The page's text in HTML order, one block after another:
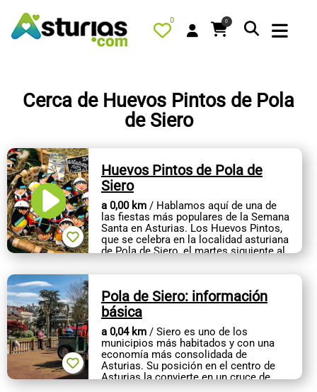
0 0
QUÉ HACER
ALOJAMIENTOS
RESTAURANTES
TURISMO ACTIVO
TIENDA
AGENDA
OFERTAS
CONTACTO
Cerca de Huevos Pintos de Pola
de Siero
Huevos Pintos de Pola de
Siero
a 0,00 km / Hablamos aquí de una de
las fiestas más populares de la Semana
Santa en Asturias. Los Huevos Pintos,
que se celebra en la localidad asturiana
de Pola de Siero, el martes siguiente al
Pola de Siero: información
básica
a 0,04 km / Siero es uno de los
municipios más habitados y con una
economía más consolidada de
Asturias. Su posición en el centro de
Asturias la convierte en un cruce de